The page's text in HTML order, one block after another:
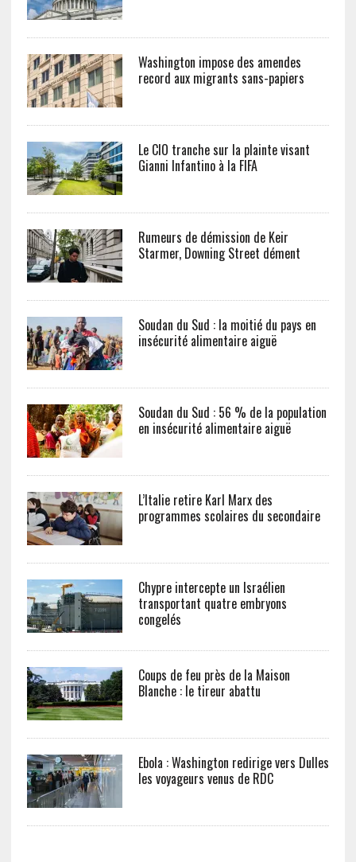
Washington impose des amendes
record aux migrants sans-papiers
Le CIO tranche sur la plainte visant
Gianni Infantino à la FIFA
Rumeurs de démission de Keir
Starmer, Downing Street dément
Soudan du Sud : la moitié du pays en
insécurité alimentaire aiguë
Soudan du Sud : 56 % de la population
en insécurité alimentaire aiguë
L’Italie retire Karl Marx des
programmes scolaires du secondaire
Chypre intercepte un Israélien
transportant quatre embryons
congelés
Coups de feu près de la Maison
Blanche : le tireur abattu
Ebola : Washington redirige vers Dulles
les voyageurs venus de RDC